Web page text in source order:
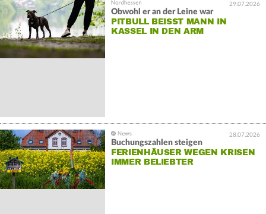
29.07.2026
Obwohl er an der Leine war
PITBULL BEISST MANN IN K
ASSEL IN DEN ARM
28.07.2026
Buchungszahlen steigen
FERIENHÄUSER WEGEN KRISEN
IMMER BELIEBTER